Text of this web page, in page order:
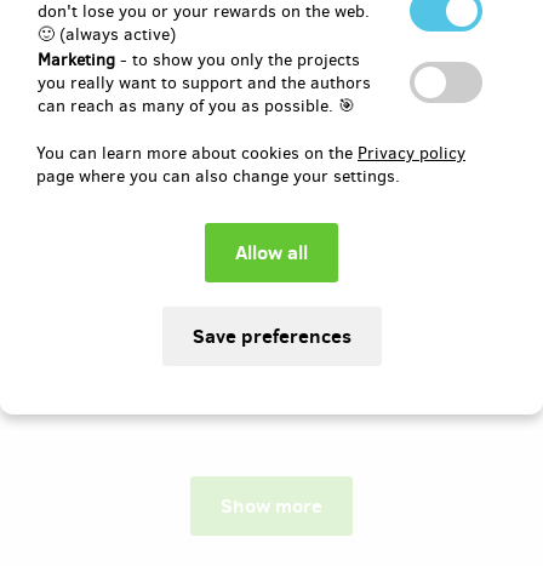
don't lose you or your rewards on the web.
🙂 (always active)
Marketing - to show you only the projects
you really want to support and the authors
can reach as many of you as possible. 🎯
You can learn more about cookies on the Privacy policy
page where you can also change your settings.
Author:
Přiveďme do Moravské Třebové nový
symfonický orchestr. Moravskotřebovští
slavnostním koncertem na nádvoří
zámku s českou premiérou Sinfonia
ofEUR 4,134
24
Show more